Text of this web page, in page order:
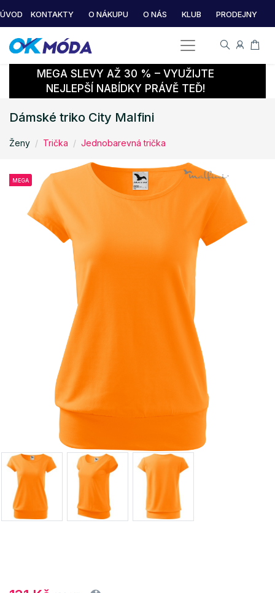
ÚVOD KONTAKTY O NÁKUPU O NÁS KLUB PRODEJNY
MEGA SLEVY AŽ 30 % – VYUŽIJTE
NEJLEPŠÍ NABÍDKY PRÁVĚ TEĎ!
Dámské triko City Malfini
Ženy Trička Jednobarevná trička
MEGA